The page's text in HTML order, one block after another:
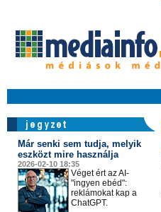
Már senki sem tudja, melyik
eszközt mire használja
2026-02-10 18:35
Véget ért az AI-
"ingyen ebéd":
reklámokat kap a
ChatGPT.